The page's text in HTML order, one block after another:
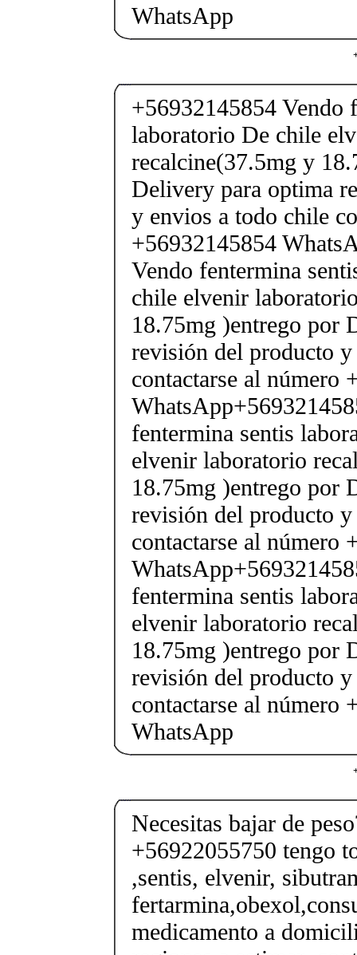
WhatsApp
+56932145854 Vendo
laboratorio De chile
recalcine(37.5mg y
Delivery para optima
y envios a todo chile
+56932145854
Vendo fentermina
chile elvenir
18.75mg )entrego por
revisión del producto
contactarse al número
fentermina sentis
elvenir laboratorio
18.75mg )entrego por
revisión del producto
contactarse al número
fentermina sentis
elvenir laboratorio
18.75mg )entrego por
revisión del producto
contactarse al número
WhatsApp
Necesitas bajar de
+56922055750 tengo
,sentis, elvenir,
medicamento a